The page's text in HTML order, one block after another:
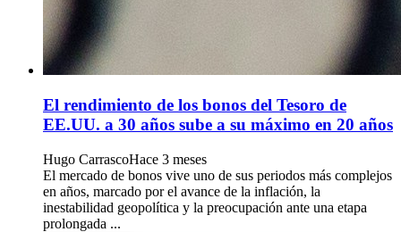
El rendimiento de los bonos del Tesoro de
EE.UU. a 30 años sube a su máximo en 20 años
Hugo CarrascoHace 3 meses
El mercado de bonos vive uno de sus periodos más complejos
en años, marcado por el avance de la inflación, la
inestabilidad geopolítica y la preocupación ante una etapa
prolongada ...